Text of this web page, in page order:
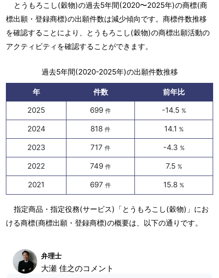
とうもろこし(穀物)の過去5年間(2020〜2025年)の商標(商
標出願・登録商標)の出願件数は減少傾向です。商標件数推移
を確認することにより、とうもろこし(穀物)の商標出願活動の
アクティビティを確認することができます。
過去5年間(2020-2025年)の出願件数推移
年 件数
前年比
2025
699 件 -14.5 %
2024 818 件 14.1 %
2023 717 件 -4.3 %
2022 749 件 7.5 %
2021 697 件 15.8 %
指定商品・指定役務(サービス)「とうもろこし(穀物)」にお
ける商標(商標出願・登録商標)の概要は、以下の通りです。
弁理士
大瀬 佳之のコメント